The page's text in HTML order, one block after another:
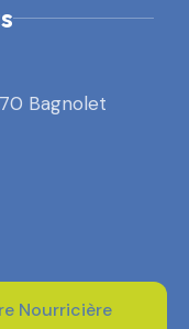
Bagnolet
Nourricière